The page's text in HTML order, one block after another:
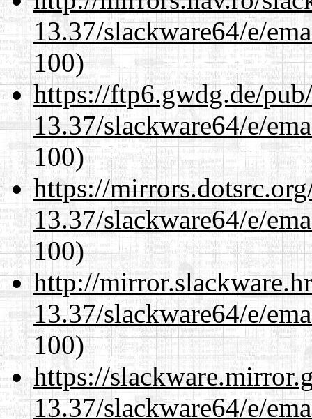
13.37/slackware64/e/
100)
https://ftp6.gwdg.de/
13.37/slackware64/e/
100)
https://
13.37/slackware64/e/
100)
http://
13.37/slackware64/e/
100)
https://
13.37/slackware64/e/